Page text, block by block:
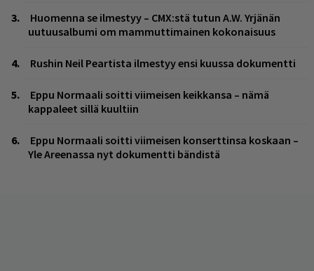
Huomenna se ilmestyy – CMX:stä tutun A.W. Yrjänän
uutuusalbumi om mammuttimainen kokonaisuus
Rushin Neil Peartista ilmestyy ensi kuussa dokumentti
Eppu Normaali soitti viimeisen keikkansa – nämä
kappaleet sillä kuultiin
Eppu Normaali soitti viimeisen konserttinsa koskaan –
Yle Areenassa nyt dokumentti bändistä